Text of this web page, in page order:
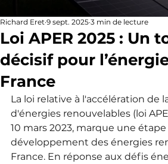
Loi APER 2025 : Un
décisif pour
France
Richard Eret 9 sept. 2025 3 min de lecture
La loi relative à l'accélération de
d'énergies renouvelables (loi
10 mars 2023, marque une
développement des énergies
France. En réponse aux défis